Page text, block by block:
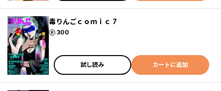
毒りんごｃｏｍｉｃ 7
300
ポイント
試し読み カートに追加